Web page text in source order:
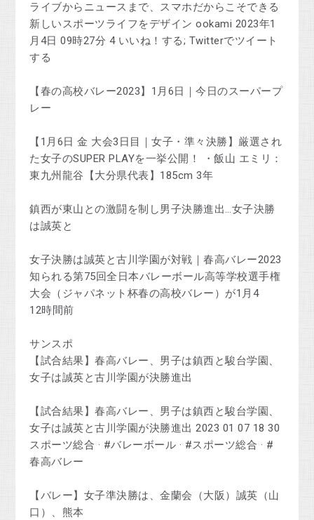
ライブからニュースまで、スマホだからこそできる
新しいスポーツライフをデザイン ookami 2023年1
月4日 09時27分 4 いいね！する; Twitterでツイート
する
【春の高校バレー2023】1月6日｜今日のスーパープ
レー
【1月6日 金 大会3日目｜女子・準々決勝】厳選され
た女子のSUPER PLAYを一挙公開！ ・飯山 エミリ：
東九州龍谷【大分県代表】185cm 3年
鎮西が東山との激闘を制し男子決勝進出…女子決勝
は誠英と
女子決勝は誠英と古川学園が対戦｜春高バレー2023
知られる第75回全日本バレーボール高等学校選手権
大会（ジャパネット杯春の高校バレー）が1月4
12時間前
サンスポ
【試合結果】春高バレー、男子は鎮西と駿台学園、
女子は誠英と古川学園が決勝進出
【試合結果】春高バレー、男子は鎮西と駿台学園、
女子は誠英と古川学園が決勝進出 2023 01 07 18 30
スポーツ総合 · #バレーボール · #スポーツ総合 · #
春高バレー
【バレー】女子準決勝は、金蘭会（大阪）誠英（山
口）、熊本